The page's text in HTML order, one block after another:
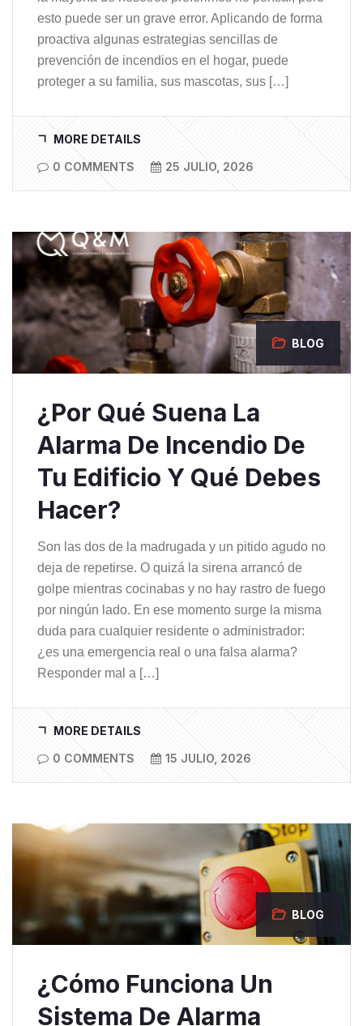
esto puede ser un grave error. Aplicando de forma
proactiva algunas estrategias sencillas de
prevención de incendios en el hogar, puede
proteger a su familia, sus mascotas, sus […]
MORE DETAILS
0 COMMENTS
25 JULIO, 2026
BLOG
¿Por Qué Suena La
Alarma De Incendio De
Tu Edificio Y Qué Debes
Hacer?
Son las dos de la madrugada y un pitido agudo no
deja de repetirse. O quizá la sirena arrancó de
golpe mientras cocinabas y no hay rastro de fuego
por ningún lado. En ese momento surge la misma
duda para cualquier residente o administrador:
¿es una emergencia real o una falsa alarma?
Responder mal a […]
MORE DETAILS
0 COMMENTS
15 JULIO, 2026
BLOG
¿Cómo Funciona Un
Sistema De Alarma